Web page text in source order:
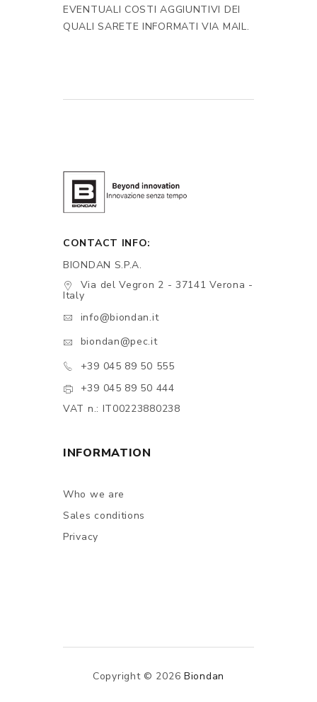
EVENTUALI COSTI AGGIUNTIVI DEI
QUALI SARETE INFORMATI VIA MAIL.
CONTACT INFO:
BIONDAN S.P.A.
Via del Vegron 2 - 37141 Verona -
Italy
info@biondan.it
biondan@pec.it
+39 045 89 50 555
+39 045 89 50 444
VAT n.: IT00223880238
INFORMATION
Who we are
Sales conditions
Privacy
Copyright © 2026 Biondan